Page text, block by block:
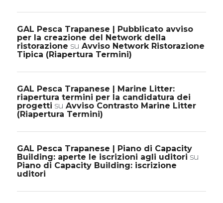
GAL Pesca Trapanese | Pubblicato avviso
per la creazione del Network della
ristorazione su Avviso Network Ristorazione
Tipica (Riapertura Termini)
GAL Pesca Trapanese | Marine Litter:
riapertura termini per la candidatura dei
progetti su Avviso Contrasto Marine Litter
(Riapertura Termini)
GAL Pesca Trapanese | Piano di Capacity
Building: aperte le iscrizioni agli uditori su
Piano di Capacity Building: iscrizione
uditori